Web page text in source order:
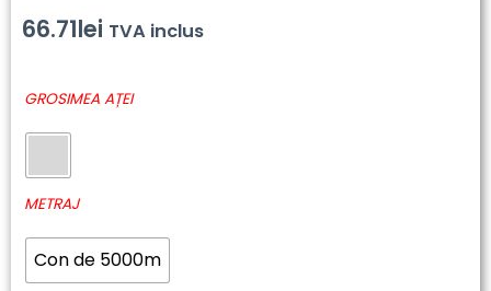
66.71lei TVA inclus
GROSIMEA AȚEI
METRAJ
Con de 5000m
Cantitate
SENSA
Green